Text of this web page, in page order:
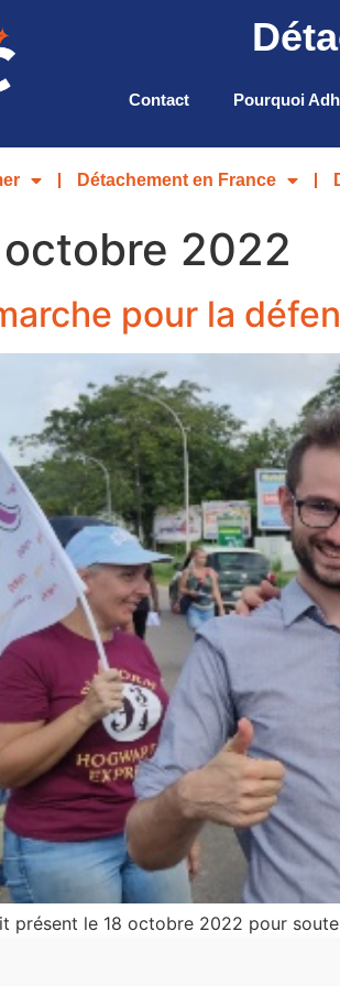
Contact Pourquoi
Détachement en France
octobre 2022
pour la
présent le 18 octobre 2022 pour